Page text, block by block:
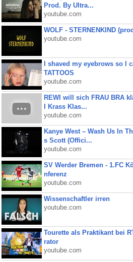
Prod. By Ultra...
youtube.com
WOLF - STERNENKIND
youtube.com
I shaved my eyebrows so I
TATTOOS
youtube.com
REWI will sich FRAU BRA
I Krass Klas...
youtube.com
Kanye West – Wash Us In
s Scott (Offici...
youtube.com
SV Werder Bremen - 1.FC
nferenz
youtube.com
Wissenschaftler irren
youtube.com
Tourette als Praktikant bei
rator
youtube.com